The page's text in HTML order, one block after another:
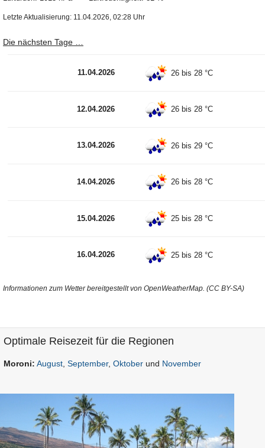
Letzte Aktualisierung: 11.04.2026, 02:28 Uhr
Die nächsten Tage …
11.04.2026 26 bis 28 °C
12.04.2026 26 bis 28 °C
13.04.2026 26 bis 29 °C
14.04.2026 26 bis 28 °C
15.04.2026 25 bis 28 °C
16.04.2026 25 bis 28 °C
Informationen zum Wetter bereitgestellt von OpenWeatherMap. (CC BY-SA)
Optimale Reisezeit für die Regionen
Moroni: August, September, Oktober und November